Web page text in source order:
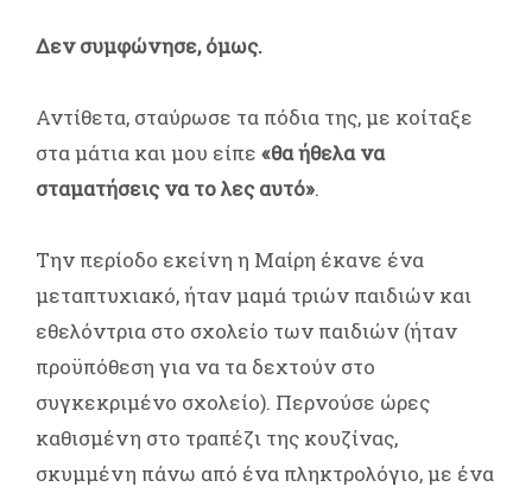
Δεν συμφώνησε, όμως.
Αντίθετα, σταύρωσε τα πόδια της, με κοίταξε
στα μάτια και μου είπε «θα ήθελα να
σταματήσεις να το λες αυτό».
Την περίοδο εκείνη η Μαίρη έκανε ένα
μεταπτυχιακό, ήταν μαμά τριών παιδιών και
εθελόντρια στο σχολείο των παιδιών (ήταν
προϋπόθεση για να τα δεχτούν στο
συγκεκριμένο σχολείο). Περνούσε ώρες
καθισμένη στο τραπέζι της κουζίνας,
σκυμμένη πάνω από ένα πληκτρολόγιο, με ένα